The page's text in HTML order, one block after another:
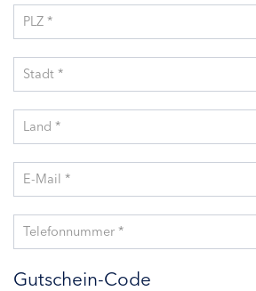
PLZ *
Stadt *
Land *
E-Mail *
Telefonnummer *
Gutschein-Code